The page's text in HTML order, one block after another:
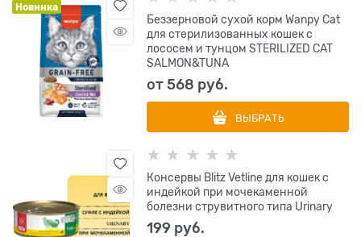
Новинка
Беззерновой сухой корм Wanpy Cat
для стерилизованных кошек с
лососем и тунцом STERILIZED CAT
SALMON&TUNA
от568 руб.
ВЫБРАТЬ
Консервы Blitz Vetline для кошек с
индейкой при мочекаменной
болезни струвитного типа Urinary
199 руб.